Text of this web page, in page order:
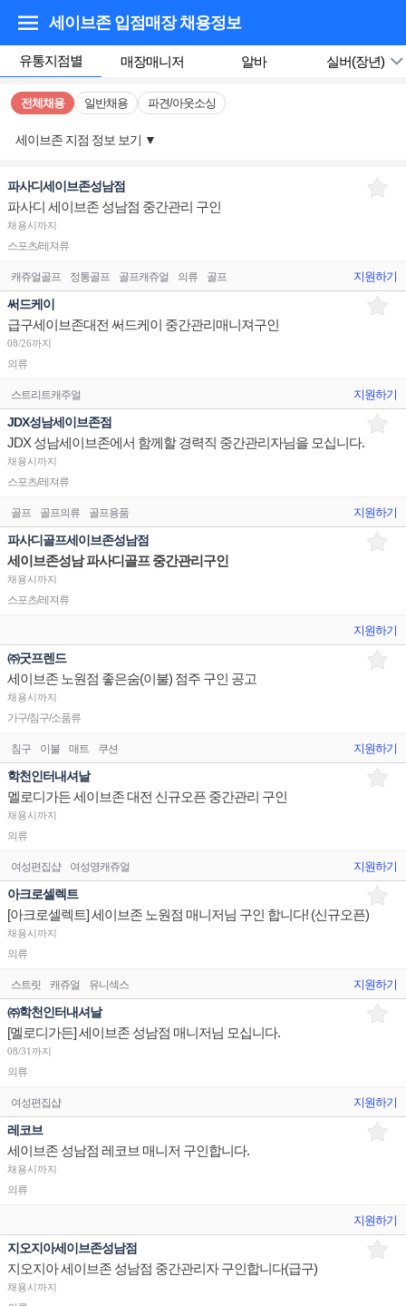
세이브존 입점매장채용정보
유통지점별 매장매니저 알바 실버(장년)
전체채용 일반채용 파견/아웃소싱
세이브존 지점 정보 보기 ▼
파사디세이브존성남점
파사디 세이브존 성남점 중간관리 구인
채용시까지
스포츠/레져류
캐쥬얼골프 정통골프 골프캐쥬얼 의류 골프 지원하기
써드케이
급구세이브존대전 써드케이 중간관리매니져구인
08/26까지
의류
스트리트캐주얼 지원하기
JDX성남세이브존점
JDX 성남세이브존에서 함께할 경력직 중간관리자님을 모십니다.
채용시까지
스포츠/레져류
골프 골프의류 골프용품 지원하기
파사디골프세이브존성남점
세이브존성남 파사디골프 중간관리구인
채용시까지
스포츠/레져류
지원하기
㈜굿프렌드
세이브존 노원점 좋은숨(이불) 점주 구인 공고
채용시까지
가구/침구/소품류
침구 이불 매트 쿠션 지원하기
학천인터내셔날
멜로디가든 세이브존 대전 신규오픈 중간관리 구인
채용시까지
의류
여성편집샵 여성영캐쥬얼 지원하기
아크로셀렉트
[아크로셀렉트] 세이브존 노원점 매니저님 구인 합니다! (신규오픈)
채용시까지
의류
스트릿 캐쥬얼 유니섹스 지원하기
㈜학천인터내셔날
[멜로디가든] 세이브존 성남점 매니저님 모십니다.
08/31까지
의류
여성편집샵 지원하기
레코브
세이브존 성남점 레코브 매니저 구인합니다.
채용시까지
의류
지원하기
지오지아세이브존성남점
지오지아 세이브존 성남점 중간관리자 구인합니다(급구)
채용시까지